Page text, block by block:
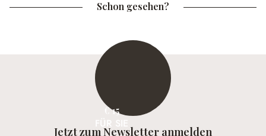
Schon gesehen?
€ 15
Jetzt zum Newsletter anmelden